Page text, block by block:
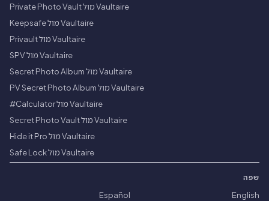
Vaultaire מול Private Photo Vault
Vaultaire מול Keepsafe
Vaultaire מול Privault
Vaultaire מול SPV
Vaultaire מול Secret Photo Album
Vaultaire מול PV Secret Photo Album
Vaultaire מול Calculator#
Vaultaire מול Secret Photo Vault
Vaultaire מול Hide it Pro
Vaultaire מול Safe Lock
שפה
English
Español